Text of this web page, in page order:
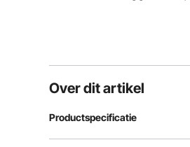
Over dit artikel
Productspecificatie